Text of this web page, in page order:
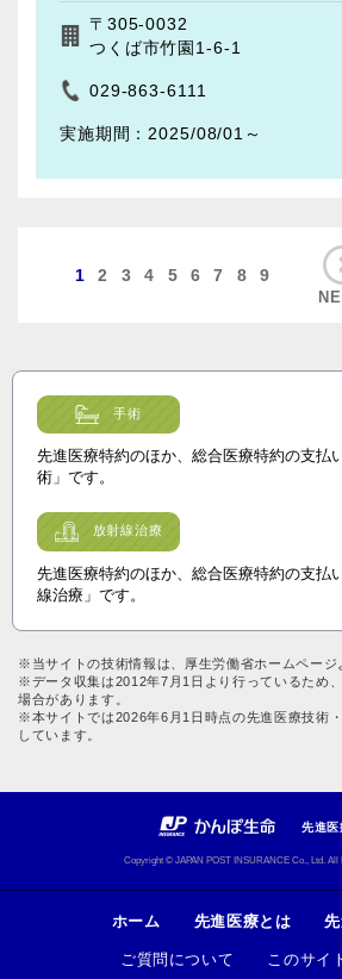
〒305-0032
つくば市竹園1-6-1
029-863-6111
2025/08/01～
1 2 3 4 5 6 7 8 9
手術
先進医療特約のほか、総合医療特約の支払
術」です。
放射線治療
先進医療特約のほか、総合医療特約の支払
線治療」です。
※当サイトの技術情報は、厚生労働省ホームページ
※データ収集は2012年7月1日より行っているため
場合があります。
※本サイトでは2026年6月1日時点の先進医療技術
しています。
先進医
Copyright © JAPAN POST INSURANCE Co., Ltd. All
ホーム 先進医療とは
ご質問について このサイ